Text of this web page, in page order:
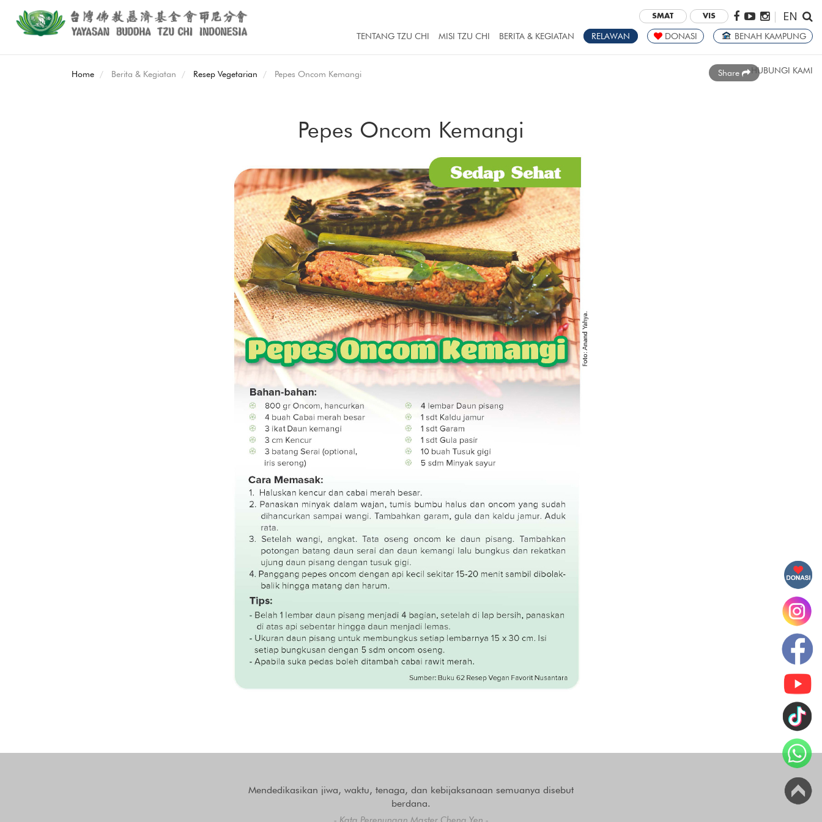
SMAT VIS | EN
TENTANG TZU CHI MISI TZU CHI BERITA & KEGIATAN RELAWAN DONASI BENAH KAMPUNG
HUBUNGI KAMI
Home Berita & Kegiatan Resep Vegetarian Pepes Oncom Kemangi Share
Pepes Oncom Kemangi
Mendedikasikan jiwa, waktu, tenaga, dan kebijaksanaan semuanya disebut
berdana.